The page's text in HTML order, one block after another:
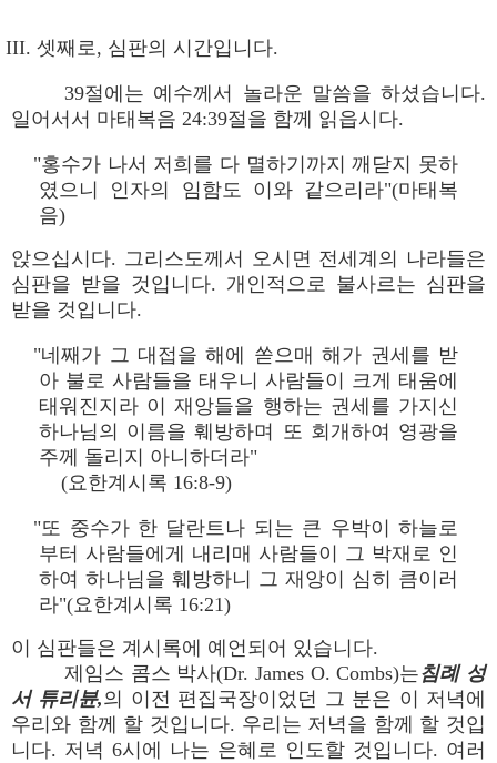
III. 셋째로, 심판의 시간입니다.
39절에는 예수께서 놀라운 말씀을 하셨습니다.
일어서서 마태복음 24:39절을 함께 읽읍시다.
"홍수가 나서 저희를 다 멸하기까지 깨닫지 못하
였으니 인자의 임함도 이와 같으리라"(마태복
음)
앉으십시다. 그리스도께서 오시면 전세계의 나라들은
심판을 받을 것입니다. 개인적으로 불사르는 심판을
받을 것입니다.
"네째가 그 대접을 해에 쏟으매 해가 권세를 받
아 불로 사람들을 태우니 사람들이 크게 태움에
태워진지라 이 재앙들을 행하는 권세를 가지신
하나님의 이름을 훼방하며 또 회개하여 영광을
주께 돌리지 아니하더라"
(요한계시록 16:8-9)
"또 중수가 한 달란트나 되는 큰 우박이 하늘로
부터 사람들에게 내리매 사람들이 그 박재로 인
하여 하나님을 훼방하니 그 재앙이 심히 큼이러
라"(요한계시록 16:21)
이 심판들은 계시록에 예언되어 있습니다.
제임스 콤스 박사(Dr. James O. Combs)는침례 성
서 튜리뷴,의 이전 편집국장이었던 그 분은 이 저녁에
우리와 함께 할 것입니다. 우리는 저녁을 함께 할 것입
니다. 저녁 6시에 나는 은혜로 인도할 것입니다. 여러